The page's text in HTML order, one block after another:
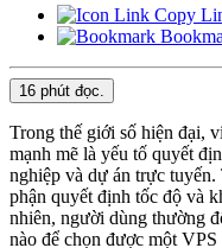
Copy
16 phút đọc.
Trong thế giới số hiện đại,
mạnh mẽ là yếu tố quyết
nghiệp và dự án trực
phận quyết định tốc độ và
nhiên, người dùng thường
nào để chọn được một